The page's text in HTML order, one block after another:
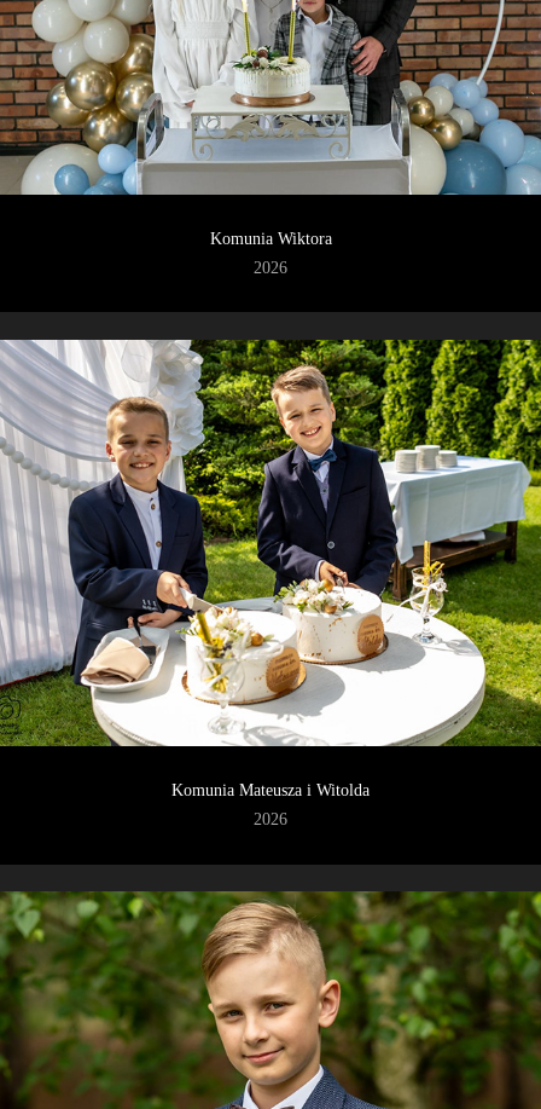
Komunia Wiktora
2026
Komunia Mateusza i Witolda
2026